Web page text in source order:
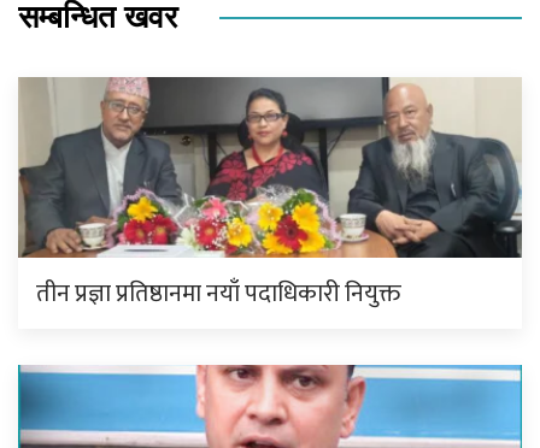
सम्बन्धित खवर
तीन प्रज्ञा प्रतिष्ठानमा नयाँ पदाधिकारी नियुक्त